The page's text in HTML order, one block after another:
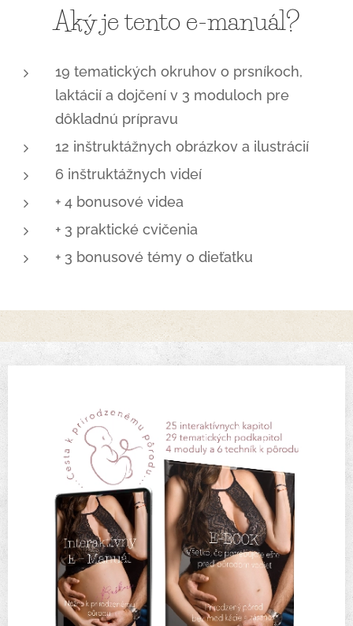
Aký je tento e-manuál?
19 tematických okruhov o prsníkoch,
laktácií a dojčení v 3 moduloch pre
dôkladnú prípravu
12 inštruktážnych obrázkov a ilustrácií
6 inštruktážnych videí
+ 4 bonusové videa
+ 3 praktické cvičenia
+ 3 bonusové témy o dieťatku